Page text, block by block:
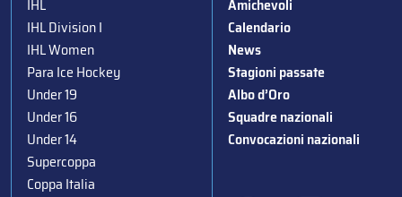
IHL
IHL Division I
IHL Women
Para Ice Hockey
Under 19
Under 16
Under 14
Supercoppa
Coppa Italia
Amichevoli
Calendario
News
Stagioni passate
Albo d’Oro
Squadre nazionali
Convocazioni nazionali